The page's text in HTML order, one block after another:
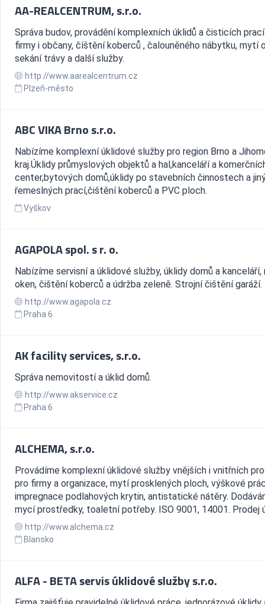
AA-REALCENTRUM, s.r.o.
Správa budov, provádění komplexních úklidů a čisticích
firmy i občany, číštění koberců , čalouněného nábytku, mytí
sekání trávy a další služby.
http://www.aarealcentrum.cz
Plzeň-město
ABC VIKA Brno s.r.o.
Nabízíme komplexní úklidové služby pro region Brno a
kraj.Úklidy průmyslových objektů a hal,kanceláří a
center,bytových domů,úklidy po stavebních činnostech a
řemeslných prací,čištění koberců a PVC ploch.
Vyškov
AGAPOLA spol. s r. o.
Nabízíme servisní a úklidové služby, úklidy domů a
oken, čištění koberců a údržba zeleně. Strojní čištění garáží.
http://www.agapola.cz
Praha 6
AK facility services, s.r.o.
Správa nemovitostí a úklid domů.
http://www.akservice.cz
Praha 6
ALCHEMA, s.r.o.
Provádíme komplexní úklidové služby vnějších i vnitřních
pro firmy a organizace, mytí prosklených ploch, výškové
impregnace podlahových krytin, antistatické nátěry.
mycí prostředky, toaletní potřeby. ISO 9001, 14001. Prodej
http://www.alchema.cz
Blansko
ALFA - BETA servis úklidové služby s.r.o.